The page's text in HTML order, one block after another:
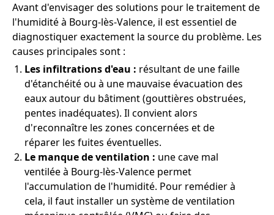
Avant d'envisager des solutions pour le traitement de
l'humidité à Bourg-lès-Valence, il est essentiel de
diagnostiquer exactement la source du problème. Les
causes principales sont :
Les infiltrations d'eau : résultant de une faille
d'étanchéité ou à une mauvaise évacuation des
eaux autour du bâtiment (gouttières obstruées,
pentes inadéquates). Il convient alors
d'reconnaître les zones concernées et de
réparer les fuites éventuelles.
Le manque de ventilation : une cave mal
ventilée à Bourg-lès-Valence permet
l'accumulation de l'humidité. Pour remédier à
cela, il faut installer un système de ventilation